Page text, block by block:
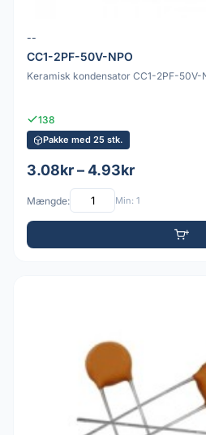
--
CC1-2PF-50V-NPO
Keramisk kondensator CC1-2PF-50V-
138
Pakke med 25 stk.
3.08kr – 4.93kr
Mængde: Min: 1